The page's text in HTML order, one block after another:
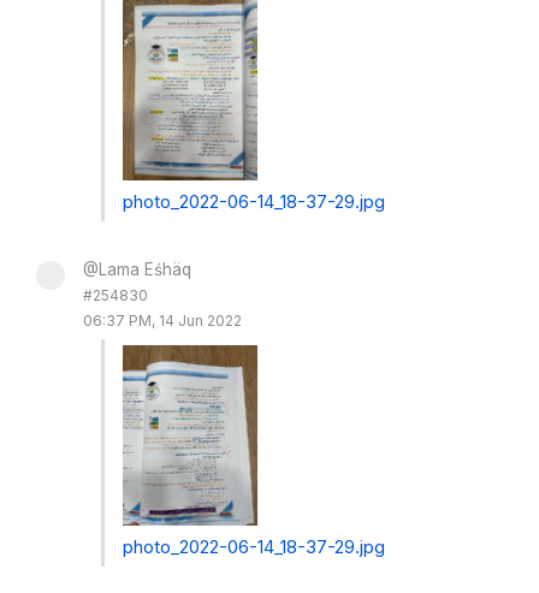
photo_2022-06-14_18-37-29.jpg
@Lama Eśhäq
#254830
06:37 PM, 14 Jun 2022
photo_2022-06-14_18-37-29.jpg